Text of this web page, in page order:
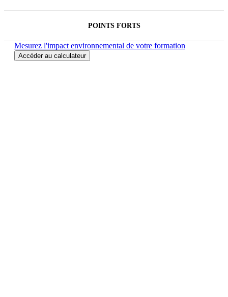
POINTS FORTS
Mesurez l'impact environnemental de votre formation
Accéder au calculateur